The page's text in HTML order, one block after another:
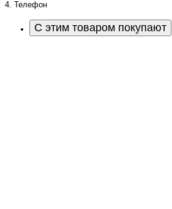
4. Телефон
С этим товаром покупают